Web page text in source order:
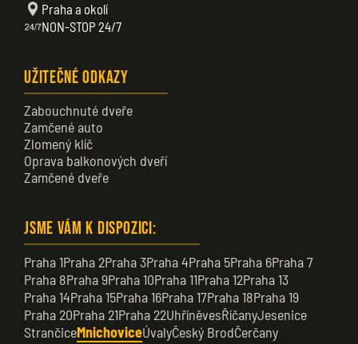
Praha a okolí
NON-STOP 24/7
Užitečné odkazy
Zabouchnuté dveře
Zamčené auto
Zlomený klíč
Oprava balkonových dveří
Zamčené dveře
Jsme vám k dispozici:
Praha 1Praha 2Praha 3Praha 4Praha 5Praha 6Praha 7
Praha 8Praha 9Praha 10Praha 11Praha 12Praha 13
Praha 14Praha 15Praha 16Praha 17Praha 18Praha 19
Praha 20Praha 21Praha 22UhříněvesŘíčanyJesenice
StrančiceMnichoviceÚvalyČeský BrodČerčany